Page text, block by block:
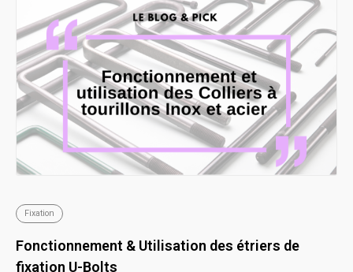
Fixation
Fonctionnement & Utilisation des étriers de
fixation U-Bolts